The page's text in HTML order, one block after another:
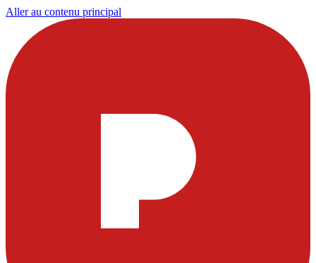
Aller au contenu principal